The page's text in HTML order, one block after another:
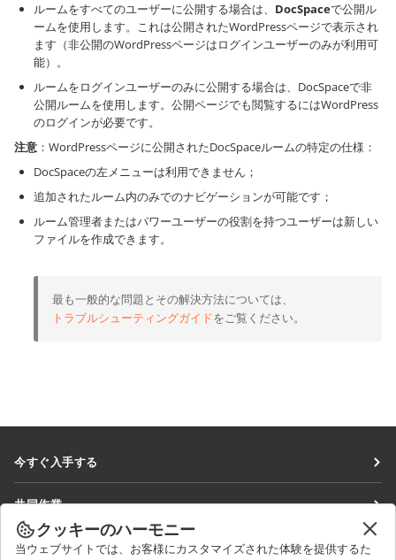
ルームをすべてのユーザーに公開する場合は、 DocSpaceで公開ル
ームを使用します。これは公開されたWordPressページで表示され
ます（非公開のWordPressページはログインユーザーのみが利用可
能）。
ルームをログインユーザーのみに公開する場合は、DocSpaceで非
公開ルームを使用します。公開ページでも閲覧するにはWordPress
のログインが必要です。
注意 ：WordPressページに公開されたDocSpaceルームの特定の仕様：
DocSpaceの左メニューは利用できません；
追加されたルーム内のみでのナビゲーションが可能です；
ルーム管理者またはパワーユーザーの役割を持つユーザーは新しい
ファイルを作成できます。
最も一般的な問題とその解決方法については、
トラブルシューティングガイドをご覧ください。
今すぐ入手する
DocSpace
Workspace
共同作業
貢献者向け
ニュースを見る
クッキーのハーモニー
当ウェブサイトでは、お客様にカスタマイズされた体験を提供するた